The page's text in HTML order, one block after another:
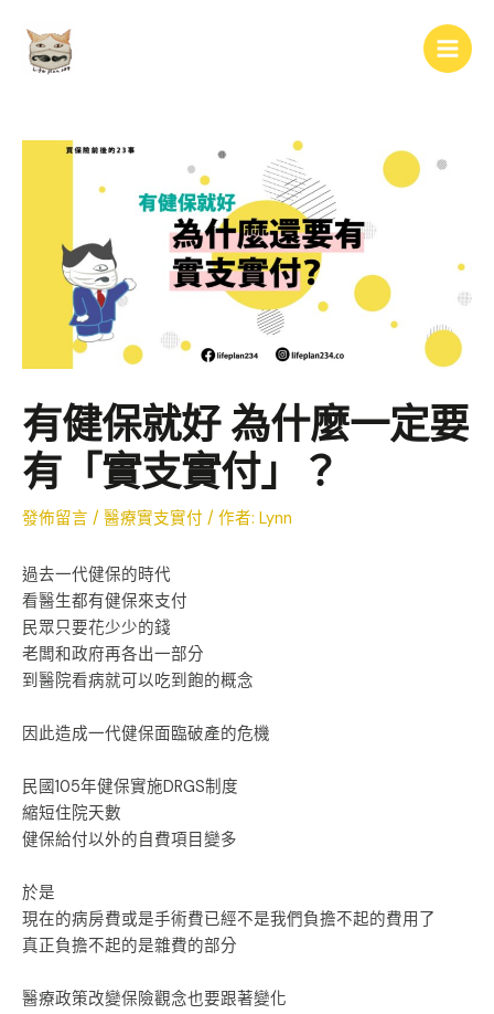
Main
有健保就好 為什麼一定要
有「實支實付」？
發佈留言 / 醫療實支實付 / 作者: Lynn
過去一代健保的時代
看醫生都有健保來支付
民眾只要花少少的錢
老闆和政府再各出一部分
到醫院看病就可以吃到飽的概念
因此造成一代健保面臨破產的危機
民國105年健保實施DRGS制度
縮短住院天數
健保給付以外的自費項目變多
於是
現在的病房費或是手術費已經不是我們負擔不起的費用了
真正負擔不起的是雜費的部分
醫療政策改變保險觀念也要跟著變化